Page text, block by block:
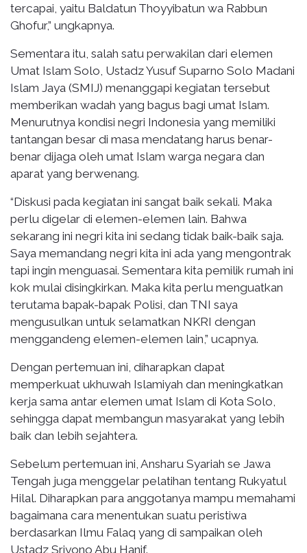
tercapai, yaitu Baldatun Thoyyibatun wa Rabbun
Ghofur,” ungkapnya.
Sementara itu, salah satu perwakilan dari elemen
Umat Islam Solo, Ustadz Yusuf Suparno Solo Madani
Islam Jaya (SMIJ) menanggapi kegiatan tersebut
memberikan wadah yang bagus bagi umat Islam.
Menurutnya kondisi negri Indonesia yang memiliki
tantangan besar di masa mendatang harus benar-
benar dijaga oleh umat Islam warga negara dan
aparat yang berwenang.
“Diskusi pada kegiatan ini sangat baik sekali. Maka
perlu digelar di elemen-elemen lain. Bahwa
sekarang ini negri kita ini sedang tidak baik-baik saja.
Saya memandang negri kita ini ada yang mengontrak
tapi ingin menguasai. Sementara kita pemilik rumah ini
kok mulai disingkirkan. Maka kita perlu menguatkan
terutama bapak-bapak Polisi, dan TNI saya
mengusulkan untuk selamatkan NKRI dengan
menggandeng elemen-elemen lain,” ucapnya.
Dengan pertemuan ini, diharapkan dapat
memperkuat ukhuwah Islamiyah dan meningkatkan
kerja sama antar elemen umat Islam di Kota Solo,
sehingga dapat membangun masyarakat yang lebih
baik dan lebih sejahtera.
Sebelum pertemuan ini, Ansharu Syariah se Jawa
Tengah juga menggelar pelatihan tentang Rukyatul
Hilal. Diharapkan para anggotanya mampu memahami
bagaimana cara menentukan suatu peristiwa
berdasarkan Ilmu Falaq yang di sampaikan oleh
Ustadz Sriyono Abu Hanif.